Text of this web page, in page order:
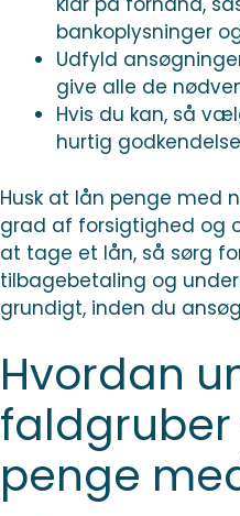
bankoplysninger
Udfyld
give alle de
Hvis du kan, så
hurtig
Husk at lån penge med
grad af forsigtighed og
at tage et lån, så sørg
tilbagebetaling og
grundigt, inden du
Hvordan
penge